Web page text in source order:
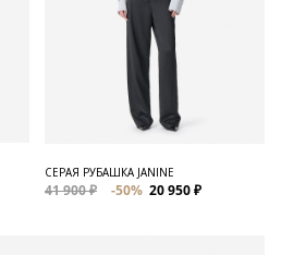
СЕРАЯ РУБАШКА JANINE
41 900 ₽ -50% 20 950 ₽